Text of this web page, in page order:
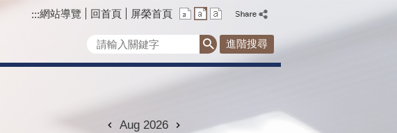
:::網站導覽 回首頁 屏榮首頁
進階搜尋
Aug 2026